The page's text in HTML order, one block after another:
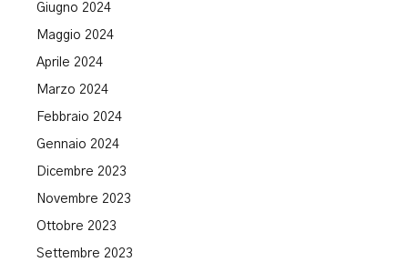
Giugno 2024
Maggio 2024
Aprile 2024
Marzo 2024
Febbraio 2024
Gennaio 2024
Dicembre 2023
Novembre 2023
Ottobre 2023
Settembre 2023